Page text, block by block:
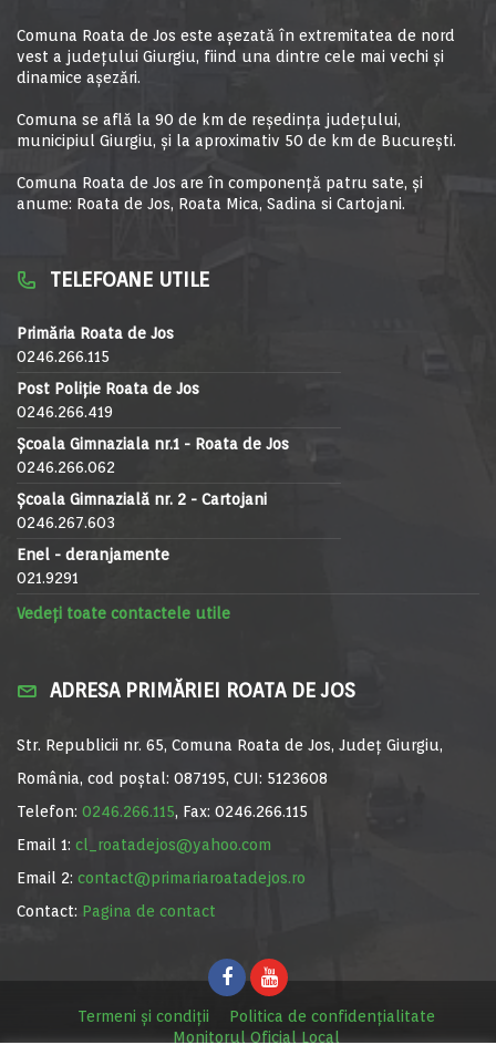
Comuna Roata de Jos este aşezată în extremitatea de nord
vest a judeţului Giurgiu, fiind una dintre cele mai vechi şi
dinamice aşezări.
Comuna se află la 90 de km de reşedinţa judeţului,
municipiul Giurgiu, şi la aproximativ 50 de km de Bucureşti.
Comuna Roata de Jos are în componență patru sate, și
anume: Roata de Jos, Roata Mica, Sadina si Cartojani.
TELEFOANE UTILE
Primăria Roata de Jos
0246.266.115
Post Poliție Roata de Jos
0246.266.419
Școala Gimnaziala nr.1 - Roata de Jos
0246.266.062
Școala Gimnazială nr. 2 - Cartojani
0246.267.603
Enel - deranjamente
021.9291
Vedeți toate contactele utile
ADRESA PRIMĂRIEI ROATA DE JOS
Str. Republicii nr. 65, Comuna Roata de Jos, Județ Giurgiu,
România, cod poștal: 087195, CUI: 5123608
Telefon: 0246.266.115, Fax: 0246.266.115
Email 1: cl_roatadejos@yahoo.com
Email 2: contact@primariaroatadejos.ro
Contact: Pagina de contact
Termeni și condiții
Politica de confidențialitate
Monitorul Oficial Local